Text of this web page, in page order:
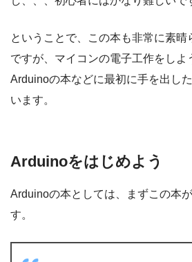
ということで、この本も非常に素
ですが、マイコンの電子工作をしよ
Arduinoの本などに最初に手を出し
います。
Arduinoをはじめよう
Arduinoの本としては、まずこの本
す。